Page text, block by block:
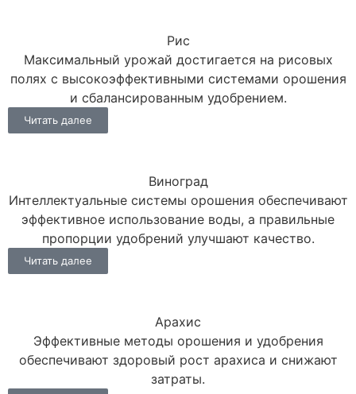
Рис
Максимальный урожай достигается на рисовых
полях с высокоэффективными системами орошения
и сбалансированным удобрением.
Читать далее
Виноград
Интеллектуальные системы орошения обеспечивают
эффективное использование воды, а правильные
пропорции удобрений улучшают качество.
Читать далее
Арахис
Эффективные методы орошения и удобрения
обеспечивают здоровый рост арахиса и снижают
затраты.